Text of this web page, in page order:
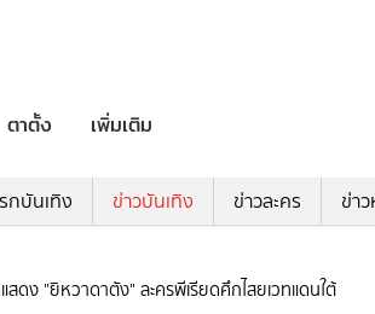
ตาตั้ง เพิ่มเติม
กบันเทิง ข่าวบันเทิง ข่าวละคร ข่า
ดง "ยิหวาดาตัง" ละครพีเรียดศึกไสยเวทแดนใต้